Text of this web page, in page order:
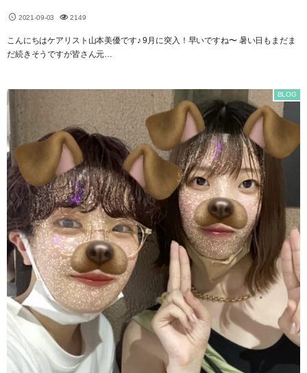
2021-09-03 2149
こんにちはケアリスト山本美優です♪ 9月に突入！早いですね〜 暑い日もまだま
だ続きそうですが皆さん元…
BLOG